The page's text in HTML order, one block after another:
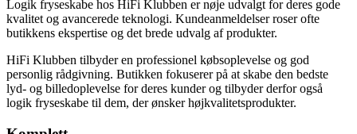
Logik fryseskabe hos HiFi Klubben er nøje udvalgt for deres gode
kvalitet og avancerede teknologi. Kundeanmeldelser roser ofte
butikkens ekspertise og det brede udvalg af produkter.
HiFi Klubben tilbyder en professionel købsoplevelse og god
personlig rådgivning. Butikken fokuserer på at skabe den bedste
lyd- og billedoplevelse for deres kunder og tilbyder derfor også
logik fryseskabe til dem, der ønsker højkvalitetsprodukter.